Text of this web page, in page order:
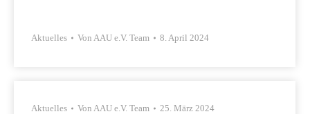
Aktuelles Von AAU e.V. Team 8. April 2024
Aktuelles Von AAU e.V. Team 25. März 2024